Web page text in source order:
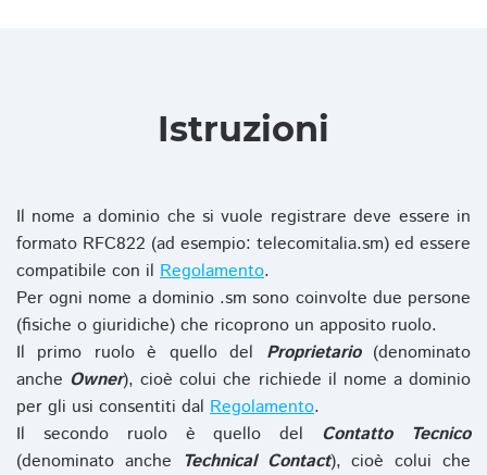
Istruzioni
Il nome a dominio che si vuole registrare deve essere in
formato RFC822 (ad esempio: telecomitalia.sm) ed essere
compatibile con il Regolamento.
Per ogni nome a dominio .sm sono coinvolte due persone
(fisiche o giuridiche) che ricoprono un apposito ruolo.
Il primo ruolo è quello del Proprietario(denominato
anche Owner), cioè colui che richiede il nome a dominio
per gli usi consentiti dal Regolamento.
Il secondo ruolo è quello del Contatto Tecnico
(denominato anche Technical Contact), cioè colui che